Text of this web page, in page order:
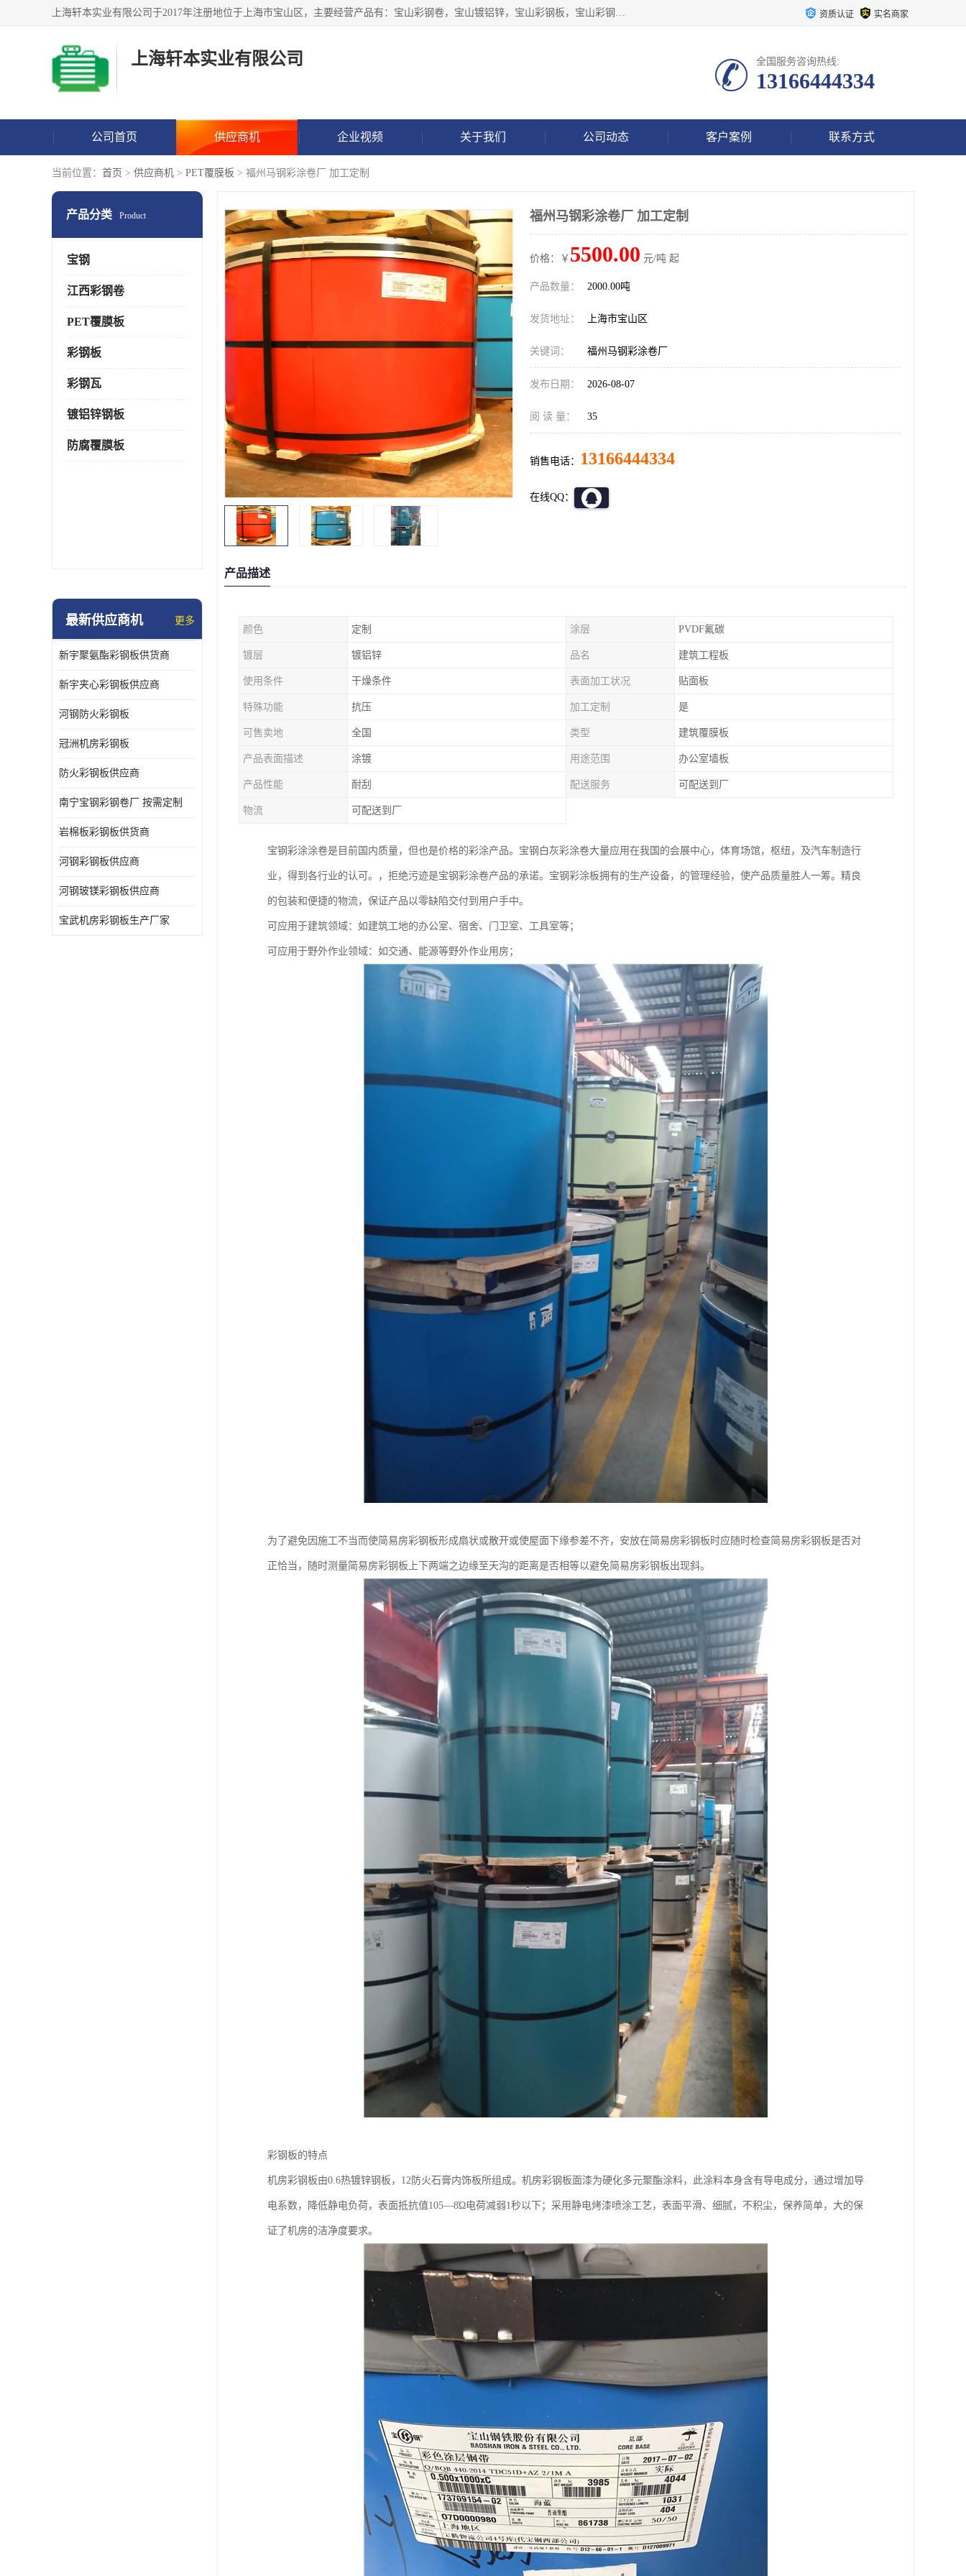
上海轩本实业有限公司于2017年注册地位于上海市宝山区，主要经营产品有：宝山彩钢卷，宝山镀铝锌，宝山彩钢板，宝山彩钢瓦等产品的生产和销售。 资质认证 实名商家
上海轩本实业有限公司 全国服务咨询热线:
13166444334
公司首页 供应商机 企业视频 关于我们 公司动态 客户案例 联系方式
当前位置： 首页 > 供应商机 > PET覆膜板 > 福州马钢彩涂卷厂 加工定制
产品分类 Product
宝钢
江西彩钢卷
PET覆膜板
彩钢板
彩钢瓦
镀铝锌钢板
防腐覆膜板
最新供应商机 更多
新宇聚氨酯彩钢板供货商
新宇夹心彩钢板供应商
河钢防火彩钢板
冠洲机房彩钢板
防火彩钢板供应商
南宁宝钢彩钢卷厂 按需定制
岩棉板彩钢板供货商
河钢彩钢板供应商
河钢玻镁彩钢板供应商
宝武机房彩钢板生产厂家
福州马钢彩涂卷厂 加工定制
价格：￥ 5500.00 元/吨 起
产品数量： 2000.00吨
发货地址： 上海市宝山区
关键词： 福州马钢彩涂卷厂
发布日期： 2026-08-07
阅 读 量： 35
销售电话： 13166444334
在线QQ：
产品描述
颜色 定制 涂层 PVDF氟碳
镀层 镀铝锌 品名 建筑工程板
使用条件 干燥条件 表面加工状况 贴面板
特殊功能 抗压 加工定制 是
可售卖地 全国 类型 建筑覆膜板
产品表面描述 涂镀 用途范围 办公室墙板
产品性能 耐刮 配送服务 可配送到厂
物流 可配送到厂
宝钢彩涂涂卷是目前国内质量，但也是价格的彩涂产品。宝钢白灰彩涂卷大量应用在我国的会展中心，体育场馆，枢纽，及汽车制造行
业，得到各行业的认可。，拒绝污迹是宝钢彩涂卷产品的承诺。宝钢彩涂板拥有的生产设备，的管理经验，使产品质量胜人一筹。精良
的包装和便捷的物流，保证产品以零缺陷交付到用户手中。
可应用于建筑领域：如建筑工地的办公室、宿舍、门卫室、工具室等；
可应用于野外作业领域：如交通、能源等野外作业用房；
为了避免因施工不当而使简易房彩钢板形成扇状或散开或使屋面下缘参差不齐，安放在简易房彩钢板时应随时检查简易房彩钢板是否对
正恰当，随时测量简易房彩钢板上下两端之边缘至天沟的距离是否相等以避免简易房彩钢板出现斜。
彩钢板的特点
机房彩钢板由0.6热镀锌钢板，12防火石膏内饰板所组成。机房彩钢板面漆为硬化多元聚酯涂料，此涂料本身含有导电成分，通过增加导
电系数，降低静电负荷，表面抵抗值105—8Ώ电荷减弱1秒以下；采用静电烤漆喷涂工艺，表面平滑、细腻，不积尘，保养简单，大的保
证了机房的洁净度要求。